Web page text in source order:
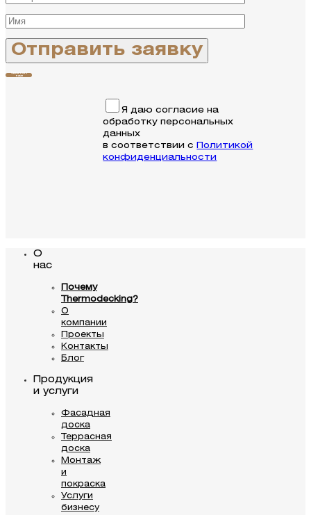
Связаться с
нами
Я даю согласие на
обработку персональных
данных
в соответствии с
Политикой
конфиденциальности
О
нас
Почему
Thermodecking?
О
компании
Проекты
Контакты
Блог
Продукция
и услуги
Фасадная
доска
Террасная
доска
Монтаж
и
покраска
Услуги
бизнесу